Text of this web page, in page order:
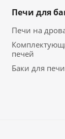
Печи для
Печи на
печей
Баки для печи